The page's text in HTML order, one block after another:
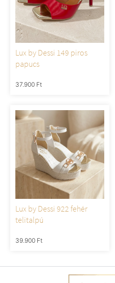
Lux by Dessi 149 piros
papucs
37.900 Ft
Lux by Dessi 922 fehér
telitalpú
39.900 Ft